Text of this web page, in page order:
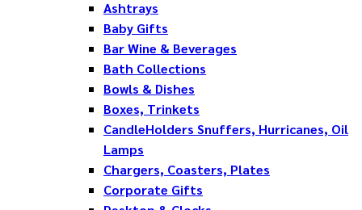
Ashtrays
Baby Gifts
Bar Wine & Beverages
Bath Collections
Bowls & Dishes
Boxes, Trinkets
CandleHolders Snuffers, Hurricanes, Oil
Lamps
Chargers, Coasters, Plates
Corporate Gifts